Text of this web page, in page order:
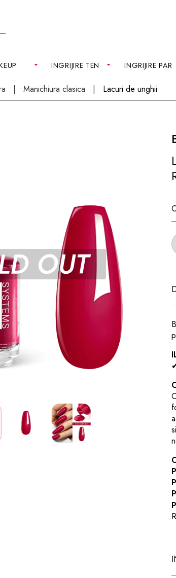
INGRIJIRE TEN INGRIJIRE PAR
Manichiura clasica Lacuri de unghii